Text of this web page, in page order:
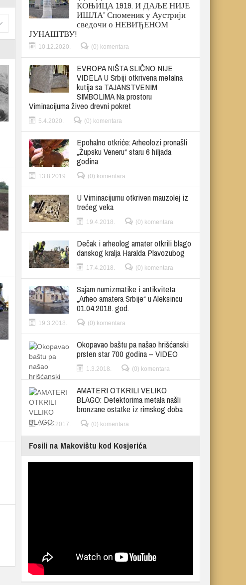
КОЊИЦА 1919. И ДАЉЕ НИЈЕ
ИШЛА” Споменик у Аустрији
сведочи о НЕВИЂЕНОМ
ЈУНАШТВУ!
10.12.2020. (0) komentara
EVROPA NIŠTA SLIČNO NIJE
VIDELA U Srbiji otkrivena metalna
kutija sa TAJANSTVENIM
SIMBOLIMA Na prostoru
Viminacijuma živeo drevni pokret
5.4.2020. (0) komentara
Epohalno otkriće: Arheolozi pronašli
„Župsku Veneru“ staru 6 hiljada
godina
13.8.2019. (0) komentara
U Viminacijumu otkriven mauzolej iz
trećeg veka
19.4.2018. (0) komentara
Dečak i arheolog amater otkrili blago
danskog kralja Haralda Plavozubog
17.4.2018. (0) komentara
Sajam numizmatike i antikviteta
„Arheo amatera Srbije“ u Aleksincu
01.04.2018. god.
19.3.2018. (0) komentara
Okopavao baštu pa našao hrišćanski
prsten star 700 godina – VIDEO
1.3.2018. (0) komentara
AMATERI OTKRILI VELIKO
BLAGO: Detektorima metala našli
bronzane ostatke iz rimskog doba
27.10.2017. (0) komentara
Fosili na Makovištu kod Kosjerića